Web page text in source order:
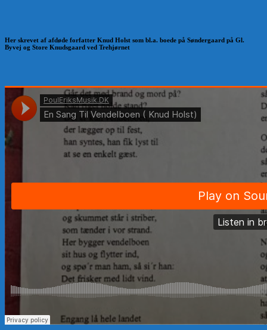
Her skrevet af afdøde forfatter Knud Holst som bl.a. boede på Søndergaard på Gl.
Byvej og Store Knudsgaard ved Trehjørnet